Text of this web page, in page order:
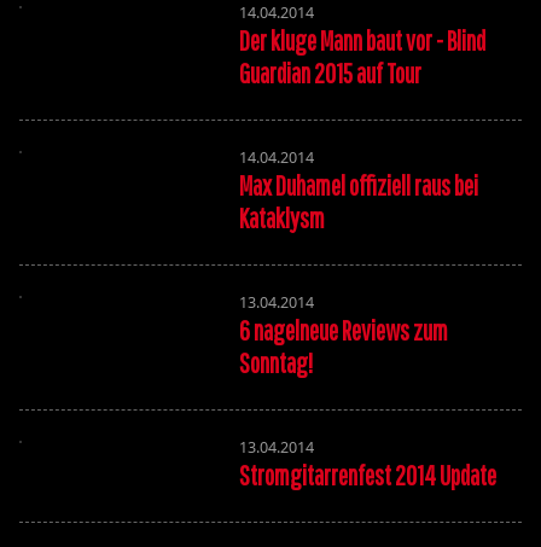
14.04.2014
Der kluge Mann baut vor - Blind
Guardian 2015 auf Tour
14.04.2014
Max Duhamel offiziell raus bei
Kataklysm
13.04.2014
6 nagelneue Reviews zum
Sonntag!
13.04.2014
Stromgitarrenfest 2014 Update